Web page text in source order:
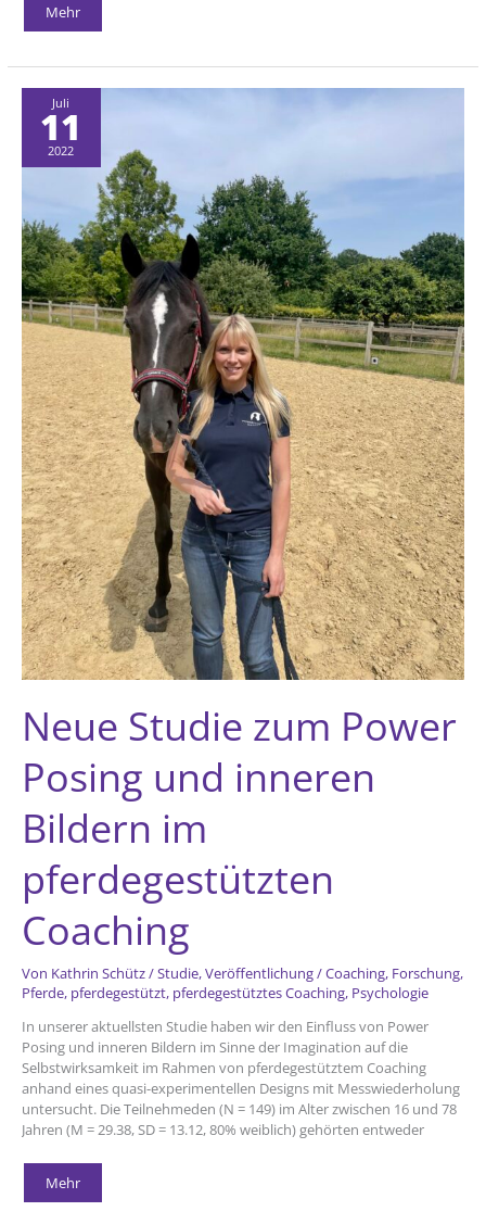
„Pferd
&
Geist“
Interview
die
Tierwelt
(Schweiz)
Mehr
Juli
11
2022
Neue Studie zum Power
Posing und inneren
Bildern im
pferdegestützten
Coaching
Von Kathrin Schütz/Studie,Veröffentlichung/Coaching, Forschung,
Pferde, pferdegestützt, pferdegestütztes Coaching, Psychologie
In unserer aktuellsten Studie haben wir den Einfluss von Power
Posing und inneren Bildern im Sinne der Imagination auf die
Selbstwirksamkeit im Rahmen von pferdegestütztem Coaching
anhand eines quasi-experimentellen Designs mit Messwiederholung
untersucht. Die Teilnehmeden (N = 149) im Alter zwischen 16 und 78
Jahren (M = 29.38, SD = 13.12, 80% weiblich) gehörten entweder
Neue
Studie
zum
Mehr